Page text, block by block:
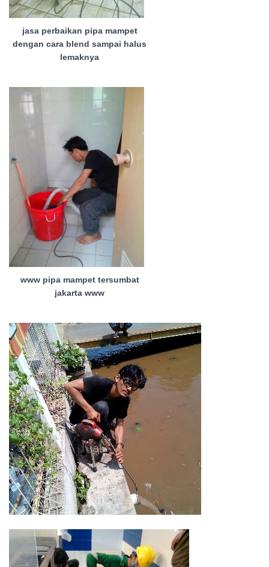
jasa perbaikan pipa mampet
dengan cara blend sampai halus
lemaknya
www pipa mampet tersumbat
jakarta www